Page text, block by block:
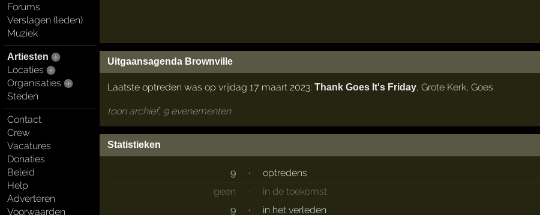
Forums
Verslagen (leden)
Muziek
Artiesten
Locaties
Organisaties
Steden
Contact
Crew
Vacatures
Donaties
Beleid
Help
Adverteren
Voorwaarden
Uitgaansagenda Brownville
Laatste optreden was op vrijdag 17 maart 2023: Thank Goes It's Friday, Grote Kerk, Goes
toon archief, 9 evenementen
Statistieken
9 ·
optredens
geen
·
in de toekomst
9
· in het verleden